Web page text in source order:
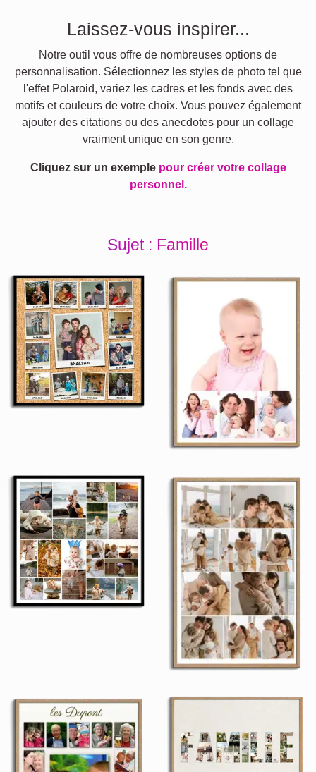
Laissez-vous inspirer...
Notre outil vous offre de nombreuses options de
personnalisation. Sélectionnez les styles de photo tel que
l'effet Polaroid, variez les cadres et les fonds avec des
motifs et couleurs de votre choix. Vous pouvez également
ajouter des citations ou des anecdotes pour un collage
vraiment unique en son genre.
Cliquez sur un exemple pour créer votre collage
personnel.
Sujet : Famille